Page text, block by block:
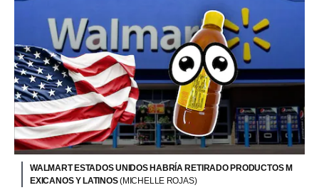
WALMART ESTADOS UNIDOS HABRÍA RETIRADO PRODUCTOS M
EXICANOS Y LATINOS(MICHELLE ROJAS)